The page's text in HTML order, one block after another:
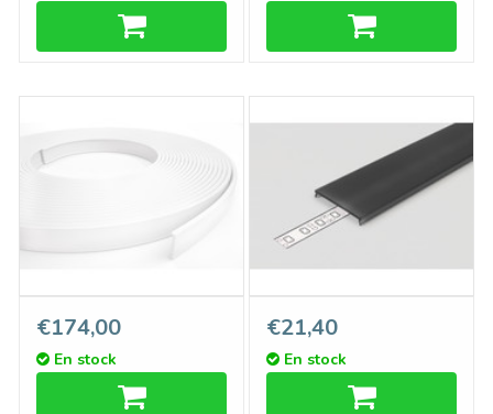
Cover C9 ClickDessus Blanc
laiteux - Rouleau de 20
mètres
€174,00
En stock
Cover C9 ClickDessus Noir
en longueurs de 1m ou 2m
€21,40
En stock